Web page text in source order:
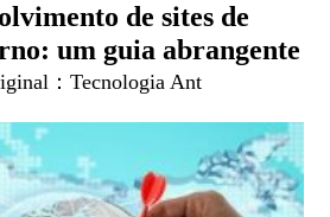
de sites de
um guia abrangente
： Tecnologia Ant